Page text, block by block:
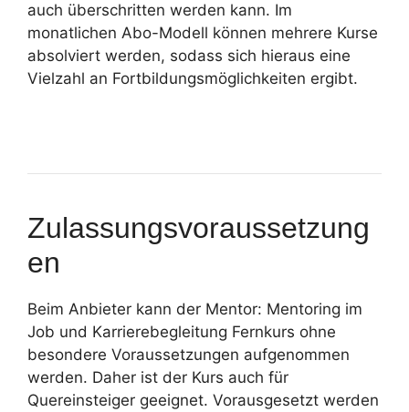
auch überschritten werden kann. Im
monatlichen Abo-Modell können mehrere Kurse
absolviert werden, sodass sich hieraus eine
Vielzahl an Fortbildungsmöglichkeiten ergibt.
Zulassungsvoraussetzung
en
Beim Anbieter kann der Mentor: Mentoring im
Job und Karrierebegleitung Fernkurs ohne
besondere Voraussetzungen aufgenommen
werden. Daher ist der Kurs auch für
Quereinsteiger geeignet. Vorausgesetzt werden